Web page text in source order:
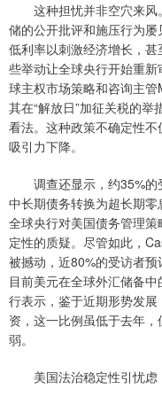
这种担忧并非空穴来风
储的公开批评和施压行为
低利率以刺激经济增长，
些举动让全球央行开始重
球主权市场策略和咨询主
其在“解放日”加征关税的
看法。这种政策不确定性
吸引力下降。
调查还显示，约35%的
中长期债务转换为超长期
全球央行对美国债务管理
定性的质疑。尽管如此，
被撼动，近80%的受访者预
目前美元在全球外汇储备
行表示，鉴于近期形势发
资，这一比例虽低于去年
弱。
美国法治稳定性引忧虑